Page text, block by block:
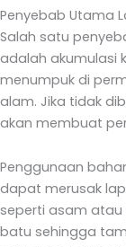
Penyebab Utama
Salah satu
adalah akumulasi
menumpuk di
alam. Jika tidak
akan membuat
Penggunaan
dapat merusak
seperti asam
batu sehingga